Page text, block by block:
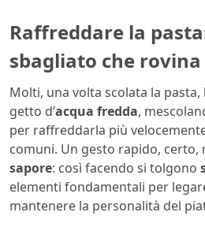
Raffreddare la
sbagliato che
Molti, una volta scolata la
getto d’acqua fredda,
per raffreddarla più
comuni. Un gesto rapido, certo,
sapore: così facendo si tolgono
elementi fondamentali per
mantenere la personalità del